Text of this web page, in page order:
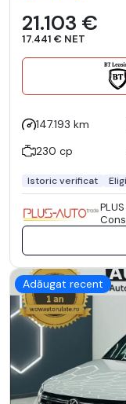
21.103 €
17.441 € NET
147.193 km
230 cp
Istoric verificat
Adăugat recent